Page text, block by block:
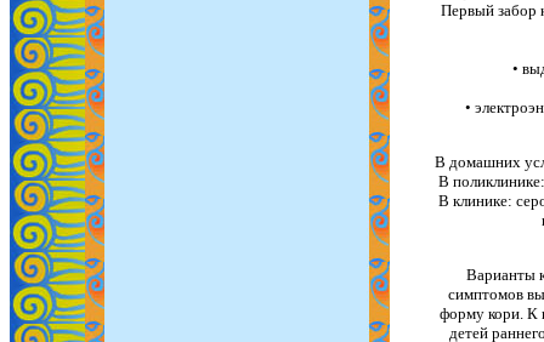
Первый забор
•
•
В домашних
В
В клинике:
Варианты
симптомов
форму кори. К
детей